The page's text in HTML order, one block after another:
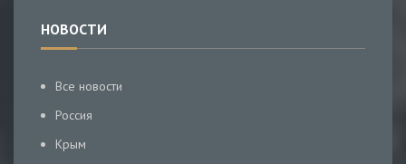
НОВОСТИ
Все новости
Россия
Крым